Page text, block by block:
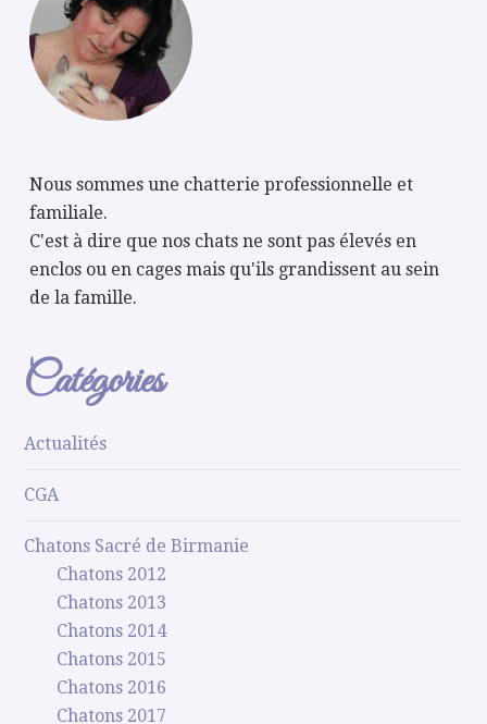
Nous sommes une chatterie professionnelle et
familiale.
C'est à dire que nos chats ne sont pas élevés en
enclos ou en cages mais qu'ils grandissent au sein
de la famille.
Catégories
Actualités
CGA
Chatons Sacré de Birmanie
Chatons 2012
Chatons 2013
Chatons 2014
Chatons 2015
Chatons 2016
Chatons 2017